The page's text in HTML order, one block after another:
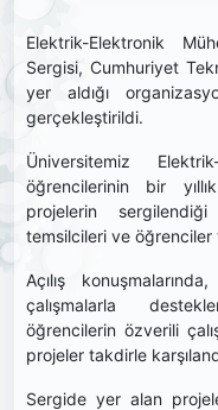
Elektrik-Elektronik
Sergisi, Cumhuriyet
yer aldığı
gerçekleştirildi.
Üniversitemiz
öğrencilerinin bir
projelerin
temsilcileri ve
Açılış
çalışmalarla
öğrencilerin özverili
projeler takdirle
Sergide yer alan